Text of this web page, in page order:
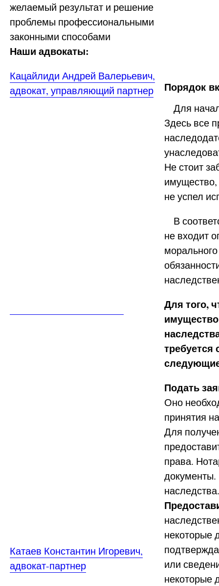
желаемый результат и решение
проблемы профессиональными
законными способами
Наши адвокаты:
Кацайлиди Андрей Валерьевич,
адвокат, управляющий партнер
Катаев Константин Игоревич,
адвокат-партнер
Порядок
Для
Здесь все
Не стоит
имущество,
не успел
В
не входит
Для того,
требуется
Подать
Оно
принятия
Для
права.
документы.
некоторые
или
некоторые